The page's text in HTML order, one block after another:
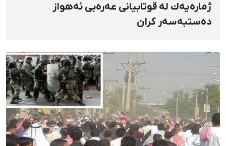
ژمارەیەك لە قوتابیانی عەرەبی ئەهواز
دەستبەسەر كران